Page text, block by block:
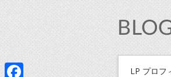
LP プロフ